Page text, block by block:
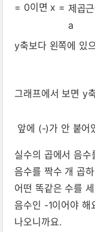
= 0이면 x =
y축보다 왼쪽에 있
그래프에서 보면 y
앞에 (-)가 안 붙어
실수의 곱에서 음
음수를 짝수 개 곱
어떤 똑같은 수를
음수인 -1이어야 해
나오니까요.